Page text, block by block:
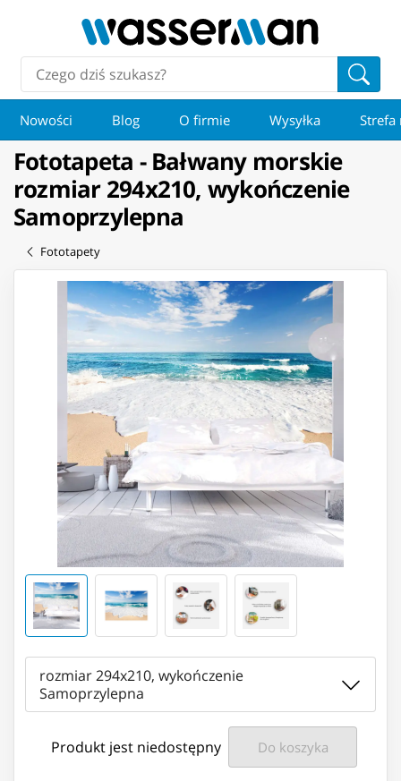
Nowości Blog O firmie Wysyłka Strefa
Fototapeta - Bałwany morskie
rozmiar 294x210, wykończenie
Samoprzylepna
Fototapety
rozmiar 294x210, wykończenie
Samoprzylepna
Produkt jest niedostępny Do koszyka